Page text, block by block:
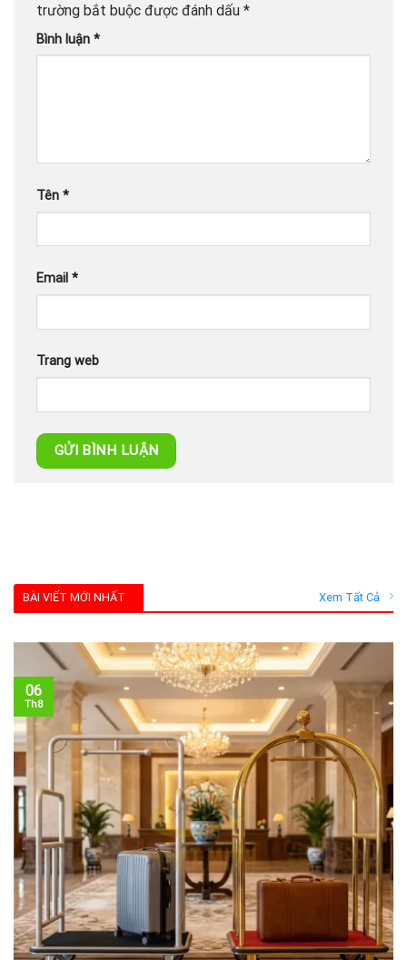
trường bắt buộc được đánh dấu *
Bình luận *
Tên *
Email *
Trang web
BÀI VIẾT MỚI NHẤT Xem Tất Cả
06
Th8